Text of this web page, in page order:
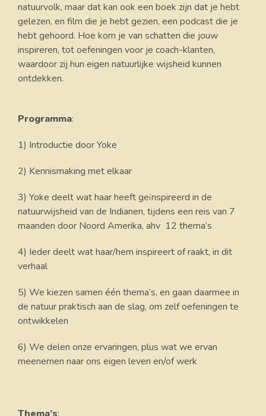
natuurvolk, maar dat kan ook een boek zijn dat je hebt
gelezen, en film die je hebt gezien, een podcast die je
hebt gehoord. Hoe kom je van schatten die jouw
inspireren, tot oefeningen voor je coach-klanten,
waardoor zij hun eigen natuurlijke wijsheid kunnen
ontdekken.
Programma:
1) Introductie door Yoke
2) Kennismaking met elkaar
3) Yoke deelt wat haar heeft geïnspireerd in de
natuurwijsheid van de Indianen, tijdens een reis van 7
maanden door Noord Amerika, ahv 12 thema’s
4) Ieder deelt wat haar/hem inspireert of raakt, in dit
verhaal
5) We kiezen samen één thema’s, en gaan daarmee in
de natuur praktisch aan de slag, om zelf oefeningen te
ontwikkelen
6) We delen onze ervaringen, plus wat we ervan
meenemen naar ons eigen leven en/of werk